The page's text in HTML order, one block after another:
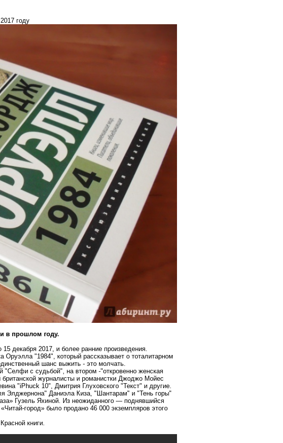
году
в прошлом году.
декабря 2017, и более ранние произведения.
"1984", который рассказывает о тоталитарном
шанс выжить - это молчать.
"Селфи с судьбой", на втором -"откровенно женская
журналисты и романистки Джоджо Мойес
"iPhuck 10", Дмитрия Глуховского "Текст" и другие.
Элджернона" Даниэла Киза, "Шантарам" и "Тень горы"
Гузель Яхиной. Из неожиданного — поднявшийся
город» было продано 46 000 экземпляров этого
книги.